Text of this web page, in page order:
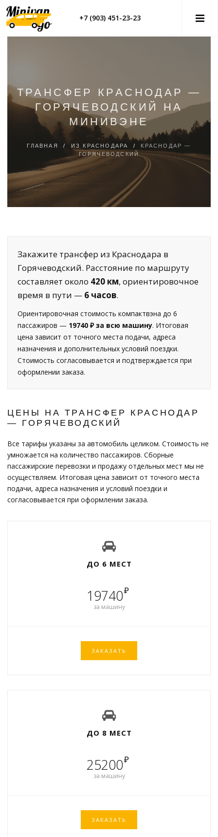
+7 (903) 451-23-23
ТРАНСФЕР КРАСНОДАР —
ГОРЯЧЕВОДСКИЙ НА
МИНИВЭНЕ
ГЛАВНАЯ / ИЗ КРАСНОДАРА / КРАСНОДАР —
ГОРЯЧЕВОДСКИЙ
Закажите трансфер из Краснодара в
Горячеводский. Расстояние по маршруту
составляет около 420 км, ориентировочное
время в пути — 6 часов.
Ориентировочная стоимость компактвэна до 6
пассажиров — 19740 ₽ за всю машину. Итоговая
цена зависит от точного места подачи, адреса
назначения и дополнительных условий поездки.
Стоимость согласовывается и подтверждается при
оформлении заказа.
ЦЕНЫ НА ТРАНСФЕР КРАСНОДАР
— ГОРЯЧЕВОДСКИЙ
Все тарифы указаны за автомобиль целиком. Стоимость не
умножается на количество пассажиров. Сборные
пассажирские перевозки и продажу отдельных мест мы не
осуществляем. Итоговая цена зависит от точного места
подачи, адреса назначения и условий поездки и
согласовывается при оформлении заказа.
ДО 6 МЕСТ
19740₽
за машину
ЗАКАЗАТЬ
ДО 8 МЕСТ
25200₽
за машину
ЗАКАЗАТЬ